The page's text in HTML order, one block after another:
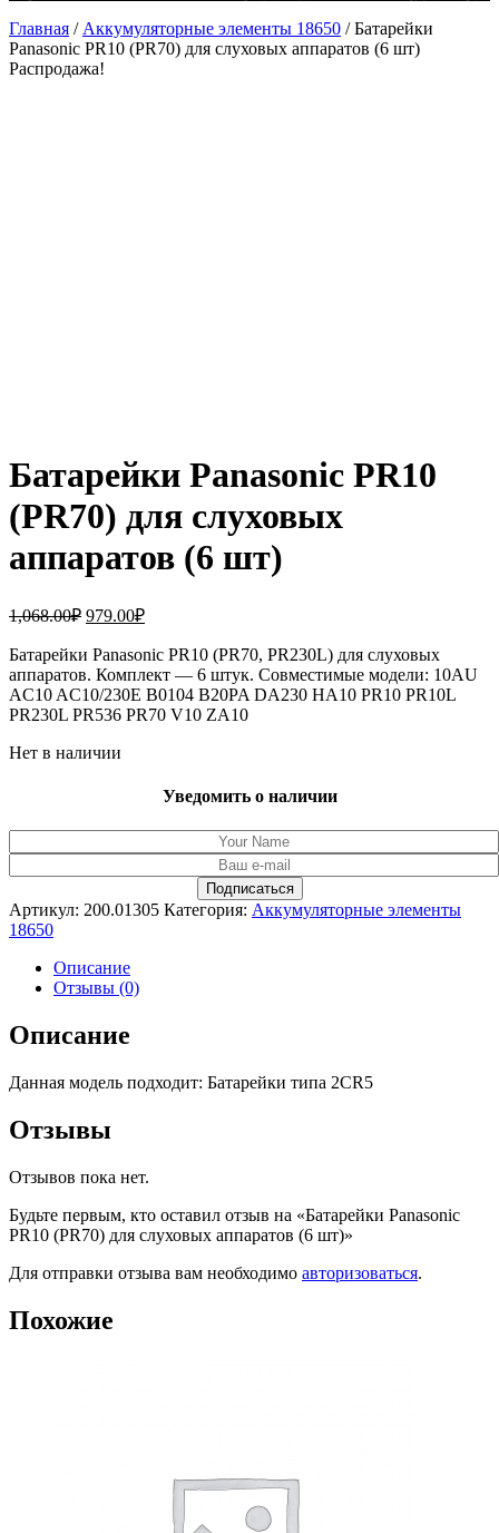
Главная / Аккумуляторные элементы 18650 /Батарейки
Panasonic PR10 (PR70) для слуховых аппаратов (6 шт)
Распродажа!
Батарейки Panasonic PR10
(PR70) для слуховых
аппаратов (6 шт)
1,068.00₽ Первоначальная
составляла
1,068.00₽.
979.00₽Текущая
979.00₽.
Батарейки Panasonic PR10 (PR70, PR230L) для слуховых
аппаратов. Комплект — 6 штук. Совместимые модели: 10AU
AC10 AC10/230E B0104 B20PA DA230 HA10 PR10 PR10L
PR230L PR536 PR70 V10 ZA10
Нет в наличии
Уведомить о наличии
Артикул: 200.01305 Категория: Аккумуляторные элементы
18650
Описание
Отзывы (0)
Описание
Данная модель подходит: Батарейки типа 2CR5
Отзывы
Отзывов пока нет.
Будьте первым, кто оставил отзыв на «Батарейки Panasonic
PR10 (PR70) для слуховых аппаратов (6 шт)»
Для отправки отзыва вам необходимо авторизоваться.
Похожие